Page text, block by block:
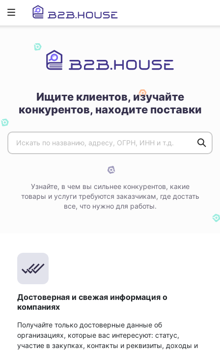
Развернуть
Ищите клиентов, изучайте
конкурентов, находите поставки
Узнайте, в чем вы сильнее конкурентов, какие
товары и услуги требуются заказчикам, где достать
все, что нужно для работы.
Достоверная и свежая информация о
компаниях
Получайте только достоверные данные об
организациях, которые вас интересуют: статус,
участие в закупках, контакты и реквизиты, доходы и